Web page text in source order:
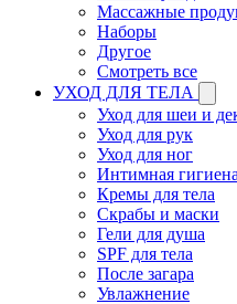
Массажные
Наборы
Другое
Смотреть все
УХОД ДЛЯ ТЕЛА
Уход для шеи и
Уход для рук
Уход для ног
Интимная гигиена
Кремы для тела
Скрабы и маски
Гели для душа
SPF для тела
После загара
Увлажнение